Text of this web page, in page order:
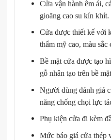
Cửa vận hành êm ái,
gioăng cao su kín khít.
Cửa được thiết kế với
thẩm mỹ cao, màu sắc
Bề mặt cửa được tạo
gỗ nhân tạo trên bề
Người dùng đánh giá
năng chống chọi lực
Phụ kiện cửa đi kèm
Mức báo giá cửa thép